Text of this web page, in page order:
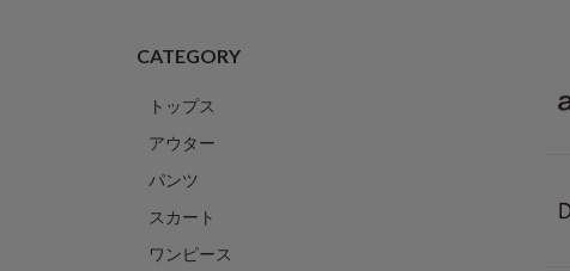
CATEGORY
トップス
アウター
パンツ
スカート
ワンピース